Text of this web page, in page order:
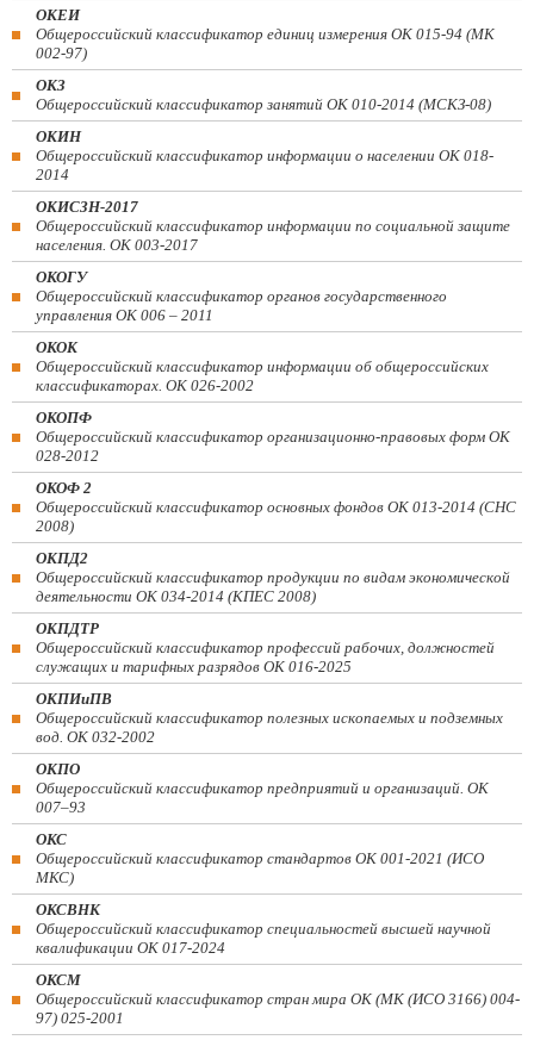
ОКЕИ
Общероссийский классификатор единиц измерения ОК 015-94 (МК
002-97)
ОКЗ
Общероссийский классификатор занятий ОК 010-2014 (МСКЗ-08)
ОКИН
Общероссийский классификатор информации о населении ОК 018-
2014
ОКИСЗН-2017
Общероссийский классификатор информации по социальной защите
населения. ОК 003-2017
ОКОГУ
Общероссийский классификатор органов государственного
управления ОК 006 – 2011
ОКОК
Общероссийский классификатор информации об общероссийских
классификаторах. ОК 026-2002
ОКОПФ
Общероссийский классификатор организационно-правовых форм ОК
028-2012
ОКОФ 2
Общероссийский классификатор основных фондов ОК 013-2014 (СНС
2008)
ОКПД2
Общероссийский классификатор продукции по видам экономической
деятельности ОК 034-2014 (КПЕС 2008)
ОКПДТР
Общероссийский классификатор профессий рабочих, должностей
служащих и тарифных разрядов ОК 016-2025
ОКПИиПВ
Общероссийский классификатор полезных ископаемых и подземных
вод. ОК 032-2002
ОКПО
Общероссийский классификатор предприятий и организаций. ОК
007–93
ОКС
Общероссийский классификатор стандартов ОК 001-2021 (ИСО
МКС)
ОКСВНК
Общероссийский классификатор специальностей высшей научной
квалификации ОК 017-2024
ОКСМ
Общероссийский классификатор стран мира ОК (МК (ИСО 3166) 004-
97) 025-2001